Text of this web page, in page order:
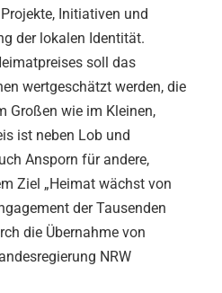
Initiativen und
der lokalen Identität.
soll das
wertgeschätzt werden, die
Großen wie im Kleinen,
ist neben Lob und
Ansporn für andere,
Ziel „Heimat wächst von
der Tausenden
die Übernahme von
NRW